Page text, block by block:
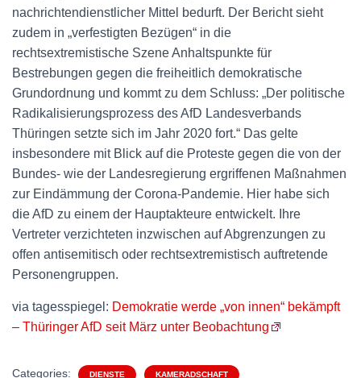
nachrichtendienstlicher Mittel bedurft. Der Bericht sieht
zudem in „verfestigten Bezügen“ in die
rechtsextremistische Szene Anhaltspunkte für
Bestrebungen gegen die freiheitlich demokratische
Grundordnung und kommt zu dem Schluss: „Der politische
Radikalisierungsprozess des AfD Landesverbands
Thüringen setzte sich im Jahr 2020 fort.“ Das gelte
insbesondere mit Blick auf die Proteste gegen die von der
Bundes- wie der Landesregierung ergriffenen Maßnahmen
zur Eindämmung der Corona-Pandemie. Hier habe sich
die AfD zu einem der Hauptakteure entwickelt. Ihre
Vertreter verzichteten inzwischen auf Abgrenzungen zu
offen antisemitisch oder rechtsextremistisch auftretende
Personengruppen.
via tagesspiegel: Demokratie werde „von innen“ bekämpft
– Thüringer AfD seit März unter Beobachtung
Categories: DIENSTE KAMERADSCHAFT